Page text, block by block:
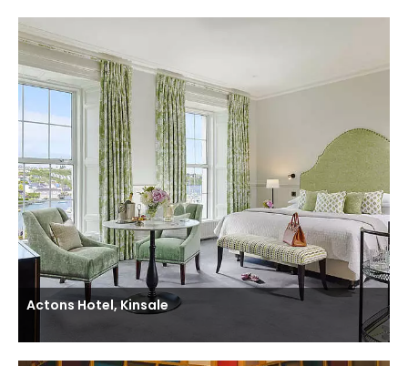
Actons Hotel, Kinsale